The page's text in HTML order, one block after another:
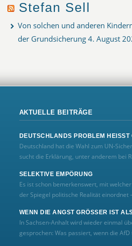
Stefan Sell
Von solchen und anderen
der Grundsicherung 4. August
AKTUELLE BEITRÄGE
DEUTSCHLANDS PROBLEM HEISST
Deutschland hat die Wahl zum
sucht die Erklärung, unter anderem bei
SELEKTIVE EMPÖRUNG
Es ist schon bemerkenswert, mit
der Spiegel politische Realität einordnet
WENN DIE ANGST GRÖSSER IST
In Sachsen-Anhalt wird wieder einmal
gesprochen: Was passiert, wenn die